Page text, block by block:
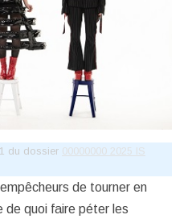
du dossier 00000000 2025 IS
de tourner en
de quoi faire péter les